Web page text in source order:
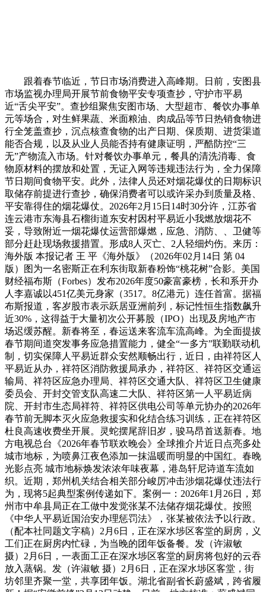
跟着春节临近，节日市场消费进入高峰期。日前，安图县
市场监视办理局开展节前食物平安专项查抄，守护市平易
近“舌尖平安”。查抄组聚焦安图市场、大型超市、餐饮办事单
元等场合，对生鲜果蔬、米面粮油、肉成品等节日热销食物进
行全笼盖查抄，沉点核查食物的出产日期、保质期、进货渠道
能否合规，以及从业人员能否持有健康证明，严酷防控“三
无”产物流入市场。针对餐饮办事单元，餐具的清洗消毒、食
物原材料的摆放和处置，无证入网等违规违法行为，全力保障
节日期间食物平安。此外，法律人员还对烟花爆仗的日期标识
取储存前提进行查抄，确保消费者可以或许采办到质量及格、
平安靠得住的烟花爆仗。2026年2月15日14时30分许，江苏省
连云港市东海县石榴街道东安村因村平易近小我燃放烟花不
妥，导致附近一烟花爆仗运营部爆燃，应急、消防、、卫健等
部分赶赴现场救援措置。形成8人灭亡、2人轻细灼伤。来历：
海外版 本报记者 王 平《海外版》（2026年02月14日 第 04
版）图为一名密斯正在利东街取新春粉饰“桃花树”合影。美国
财经福布斯（Forbes）发布2026年度50豪富豪榜，长和系开办
人李嘉诚以451亿美元身家（3517。8亿港元）连任首富。据福
布斯报道，客岁股市表示跃居亚洲前列，标记性恒生指数飙升
近30%，这得益于大量初次公开募股（IPO）出现及房地产市
场迟缓苏醒。新春将至，春运送来客流车流高峰。为全面提拔
春节期间道突发事务应急措置能力，健全“一多方”联勤联动机
制，切实保障人平易近群众安然顺畅出行，近日，由祥符区人
平易近从办，祥符区消防救援局承办，祥符区、祥符区交通运
输局、祥符区应急办理局、祥符区交通大队、祥符区卫生健康
委员会、开封交管支队高速二大队、祥符区第一人平易近病
院、开封市生态局祥符、祥符区供电公司等单元协办的2026年
春节前无脚本灭火应急救援实和化结合练习训练，正在祥符区
杜良高速收费坐开展。灵蛇摆尾辞旧岁，骏马昂首送新春。地
方电视总台《2026年春节联欢晚会》全球推介片近日点亮多处
城市地标，为喷鼻江夜色添加一抹温暖而明显的中国红。春晚
光影点亮 城市地标焕发浓浓年味夜幕，港岛轩尼诗道车流如
织。近期，郑州机关结合相关部分峻厉冲击涉烟花爆仗违法行
为，现将5起典型案例传递如下。案例一：2026年1月26日，郑
州市中牟县局正在工做中发觉张某不法储存烟花爆仗。按照
《中华人平易近国治安办理惩罚法》，张某被依法予以行政。
（配本社同题文字稿）2月6日，正在深水埗区客堂的厨房，义
工们正在厨房内忙碌，为当晚的团年饭备餐。发（许淑敏
摄）2月6日，一表面工正在深水埗区客堂的厨房将包好的云吞
放入蒸锅。发（许淑敏 摄）2月6日，正在深水埗区客堂，街
坊邻里齐聚一堂，共享团年饭。湖北省副省长蔚盛斌，跨省履